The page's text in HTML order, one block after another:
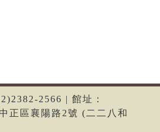
2566 | 館址：
正區襄陽路2號 (二二八和